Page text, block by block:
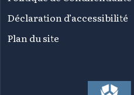
Déclaration d’accessibilité
Plan du site